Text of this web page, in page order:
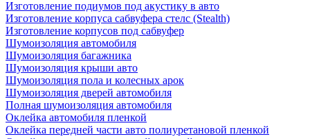
Изготовление подиумов под акустику в авто
Изготовление корпуса сабвуфера стелс (Stealth)
Изготовление корпусов под сабвуфер
Шумоизоляция автомобиля
Шумоизоляция багажника
Шумоизоляция крыши авто
Шумоизоляция пола и колесных арок
Шумоизоляция дверей автомобиля
Полная шумоизоляция автомобиля
Оклейка автомобиля пленкой
Оклейка передней части авто полиуретановой пленкой